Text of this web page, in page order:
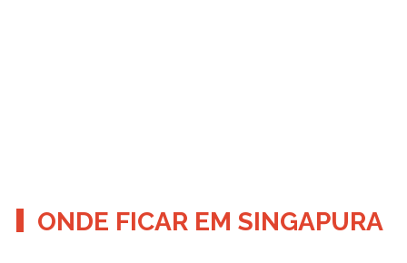
ONDE FICAR EM SINGAPURA